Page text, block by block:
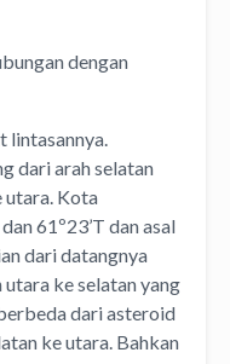
dengan
lintasannya.
dari arah selatan
utara. Kota
61º23’T dan asal
dari datangnya
ke selatan yang
dari asteroid
ke utara. Bahkan